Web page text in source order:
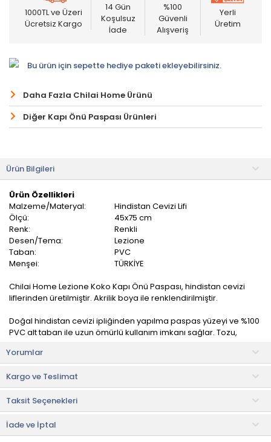
1000TL ve Üzeri
Ücretsiz Kargo
14 Gün
Koşulsuz
İade
%100
Güvenli
Alışveriş
Yerli
Üretim
Bu ürün için sepette hediye paketi ekleyebilirsiniz.
Daha Fazla Chilai Home Ürünü
Diğer Kapı Önü Paspası Ürünleri
Ürün Bilgileri
Ürün Özellikleri
Malzeme/Materyal:
Hindistan Cevizi Lifi
Ölçü:
45x75 cm
Renk:
Renkli
Desen/Tema:
Lezione
Taban:
PVC
Menşei:
TÜRKİYE
Chilai Home Lezione Koko Kapı Önü Paspası, hindistan cevizi
liflerinden üretilmiştir. Akrilik boya ile renklendirilmiştir.
Doğal hindistan cevizi ipliğinden yapılma paspas yüzeyi ve %100
PVC alt taban ile uzun ömürlü kullanım imkanı sağlar. Tozu,
Renkler ve desenler canlıdır. Silkeleyerek temizlenir, kaymaz
tabanlı , dekoratif ve modern bir üründür.
Uzun ömürlüdür. İç ve dış mekanda kullanıma uygundur.
Silinebilir ve yıkanabilir.
Kullanım ve Bakım Bilgileri
• Süpürge ile kolayca temizlenebilir.
Yorumlar
Kargo ve Teslimat
Taksit Seçenekleri
İade ve İptal